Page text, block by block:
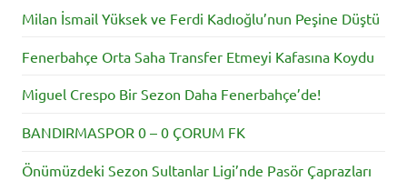
Milan İsmail Yüksek ve Ferdi Kadıoğlu’nun Peşine Düştü
Fenerbahçe Orta Saha Transfer Etmeyi Kafasına Koydu
Miguel Crespo Bir Sezon Daha Fenerbahçe’de!
BANDIRMASPOR 0 – 0 ÇORUM FK
Önümüzdeki Sezon Sultanlar Ligi’nde Pasör Çaprazları